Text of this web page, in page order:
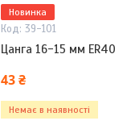
Новинка
39-101
Цанга 16-15 мм ER40
43 ₴
Немає в наявності